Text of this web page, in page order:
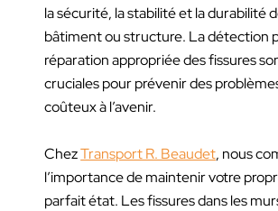
la sécurité, la stabilité et la durabilité
bâtiment ou structure. La détection
réparation appropriée des fissures
cruciales pour prévenir des
coûteux à l’avenir.
ChezTransport R. Beaudet, nous
l’importance de maintenir votre
parfait état. Les fissures dans les